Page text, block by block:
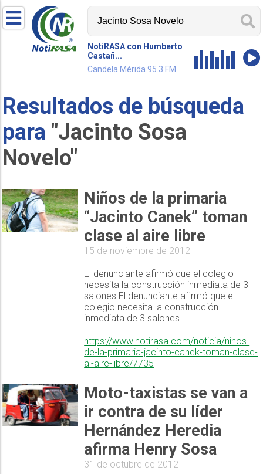
NotiRASA con Humberto
Castañ...
Candela Mérida 95.3 FM
Resultados de búsqueda
para "Jacinto Sosa
Novelo"
Niños de la primaria
“Jacinto Canek” toman
clase al aire libre
15 de noviembre de 2012
El denunciante afirmó que el colegio
necesita la construcción inmediata de 3
salones.El denunciante afirmó que el
colegio necesita la construcción
inmediata de 3 salones.
https://www.notirasa.com/noticia/ninos-
de-la-primaria-jacinto-canek-toman-clase-
al-aire-libre/7735
Moto-taxistas se van a
ir contra de su líder
Hernández Heredia
afirma Henry Sosa
31 de octubre de 2012